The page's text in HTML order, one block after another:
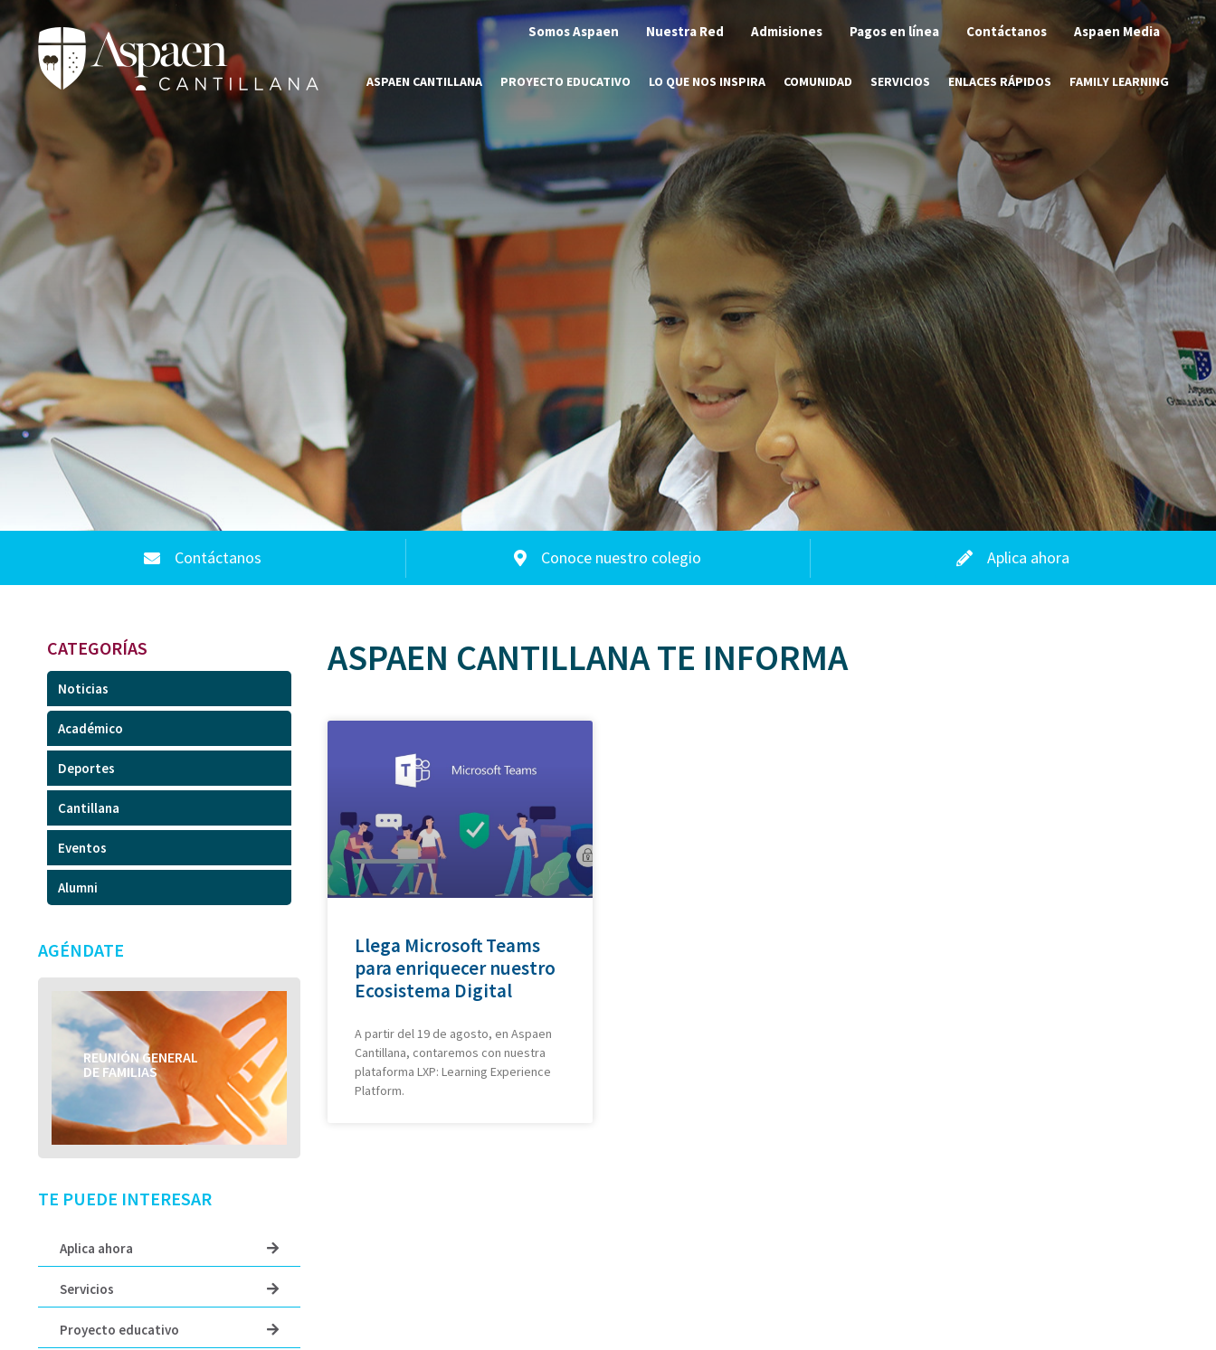
Somos Aspaen Nuestra Red Admisiones Pagos en línea Contáctanos Aspaen Media
ASPAEN CANTILLANA PROYECTO EDUCATIVO LO QUE NOS INSPIRA COMUNIDAD SERVICIOS ENLACES RÁPIDOS FAMILY LEARNING
Contáctanos Conoce nuestro colegio Aplica ahora
CATEGORÍAS
Noticias
Académico
Deportes
Cantillana
Eventos
Alumni
AGÉNDATE
REUNIÓN GENERAL
DE FAMILIAS
TÍTULO DEL EVENTO
TE PUEDE INTERESAR
Aplica ahora
Servicios
Proyecto educativo
ASPAEN CANTILLANA TE INFORMA
Llega Microsoft Teams
para enriquecer nuestro
Ecosistema Digital
A partir del 19 de agosto, en Aspaen
Cantillana, contaremos con nuestra
plataforma LXP: Learning Experience
Platform.